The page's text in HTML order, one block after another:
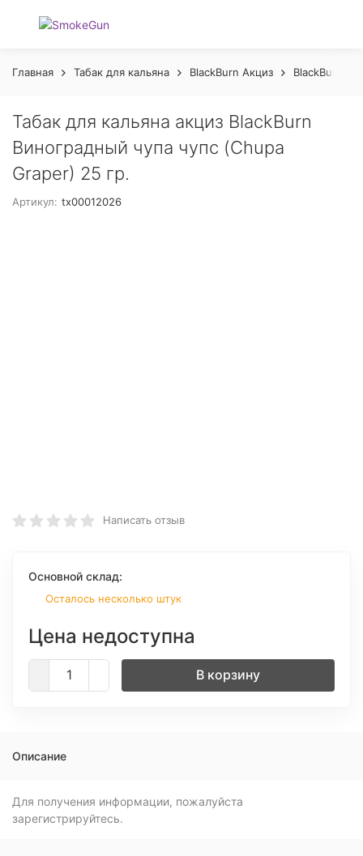
Главная Табак для кальяна BlackBurn Акциз BlackBurn
Табак для кальяна акциз BlackBurn
Виноградный чупа чупс (Chupa
Graper) 25 гр.
Артикул: tx00012026
Написать отзыв
Основной склад:
Осталось несколько штук
Цена недоступна
В корзину
Описание
Для получения информации, пожалуйста
зарегистрируйтесь.